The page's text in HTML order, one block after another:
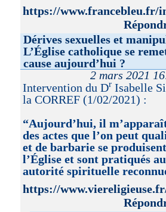
https://
Dérives sexuelles et
L’Église catholique se
cause aujourd’hui ?
2 mars 2021
Intervention du DrIsabelle
la CORREF (1/02/2021) :
“Aujourd’hui, il
des actes que l’on peut
et de barbarie se
l’Église et sont pratiqués
autorité spirituelle
https://